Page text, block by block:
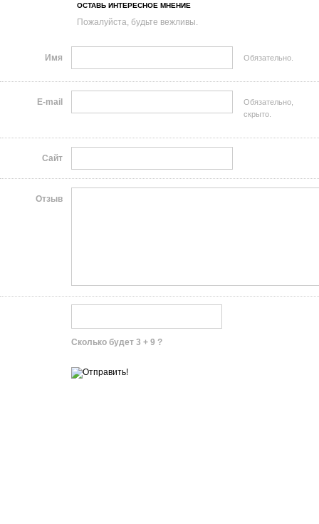
ОСТАВЬ ИНТЕРЕСНОЕ МНЕНИЕ
Пожалуйста, будьте вежливы.
Имя Обязательно.
E-mail
Обязательно,
скрыто.
Сайт
Отзыв
Сколько будет 3 + 9 ?